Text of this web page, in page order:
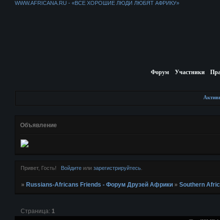
WWW.AFRICANA.RU - «ВСЕ ХОРОШИЕ ЛЮДИ ЛЮБЯТ АФРИКУ»
Форум Участники
Объявление
Привет, Гость! Войдитеили зарегистрируйтесь.
» Russians-Africans Friends - Форум Друзей Африки »Southern
Страница: 1